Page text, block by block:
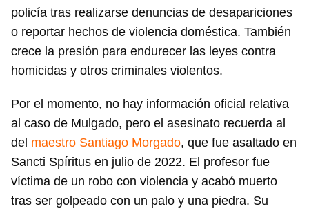
policía tras realizarse denuncias de desapariciones
o reportar hechos de violencia doméstica. También
crece la presión para endurecer las leyes contra
homicidas y otros criminales violentos.
Por el momento, no hay información oficial relativa
al caso de Mulgado, pero el asesinato recuerda al
del maestro Santiago Morgado, que fue asaltado en
Sancti Spíritus en julio de 2022. El profesor fue
víctima de un robo con violencia y acabó muerto
tras ser golpeado con un palo y una piedra. Su